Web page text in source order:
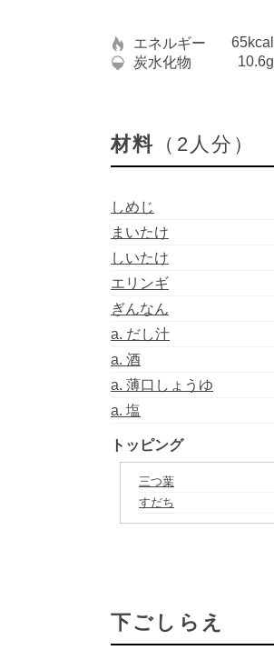
エネルギー 65kcal
炭水化物
10.6g
材料 （2人分）
しめじ
まいたけ
しいたけ
エリンギ
ぎんなん
a. だし汁
a. 酒
a. 薄口しょうゆ
a. 塩
トッピング
三つ葉
すだち
下ごしらえ